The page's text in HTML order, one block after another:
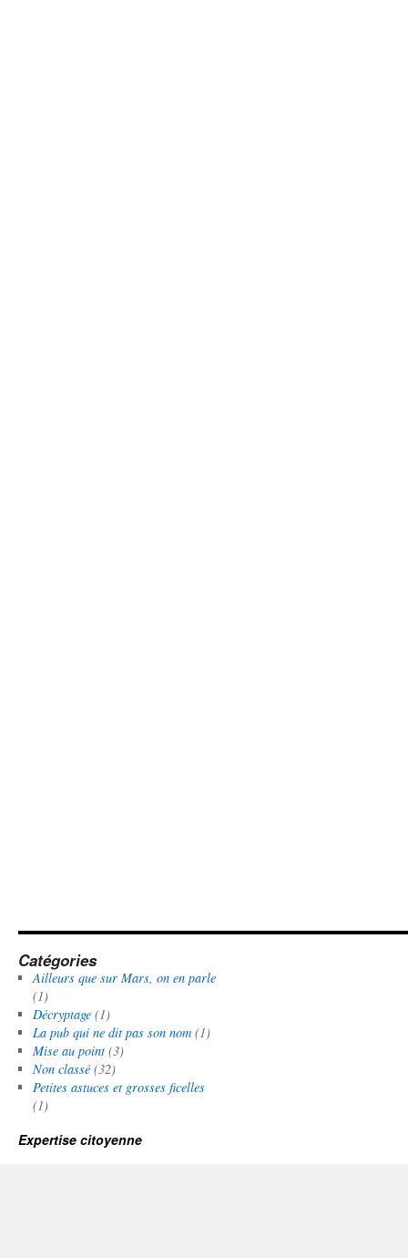
Catégories
Ailleurs que sur Mars, on en parle
(1)
Décryptage(1)
La pub qui ne dit pas son nom(1)
Mise au point(3)
Non classé(32)
Petites astuces et grosses ficelles
(1)
Expertise citoyenne